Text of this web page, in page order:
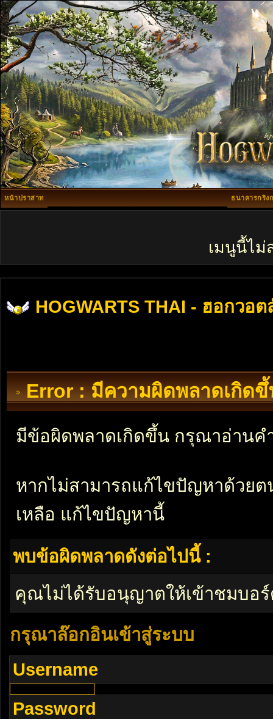
หน้าปราสาท ธนาคารกริง
เมนูนี้ไม่
HOGWARTS THAI - ฮอกวอต
Error : มีความผิดพลาดเกิดขึ้
มีข้อผิดพลาดเกิดขึ้น กรุณาอ่านค
หากไม่สามารถแก้ไขปัญหาด้วย
เหลือ แก้ไขปัญหานี้
พบข้อผิดพลาดดังต่อไปนี้ :
คุณไม่ได้รับอนุญาตให้เข้าชมบอ
กรุณาล๊อกอินเข้าสู่ระบบ
Username
Password